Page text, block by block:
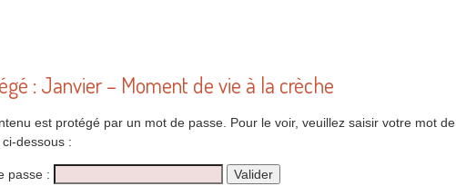
: Janvier – Moment de vie à la crèche
est protégé par un mot de passe. Pour le voir, veuillez saisir votre mot de
ci-dessous :
passe :